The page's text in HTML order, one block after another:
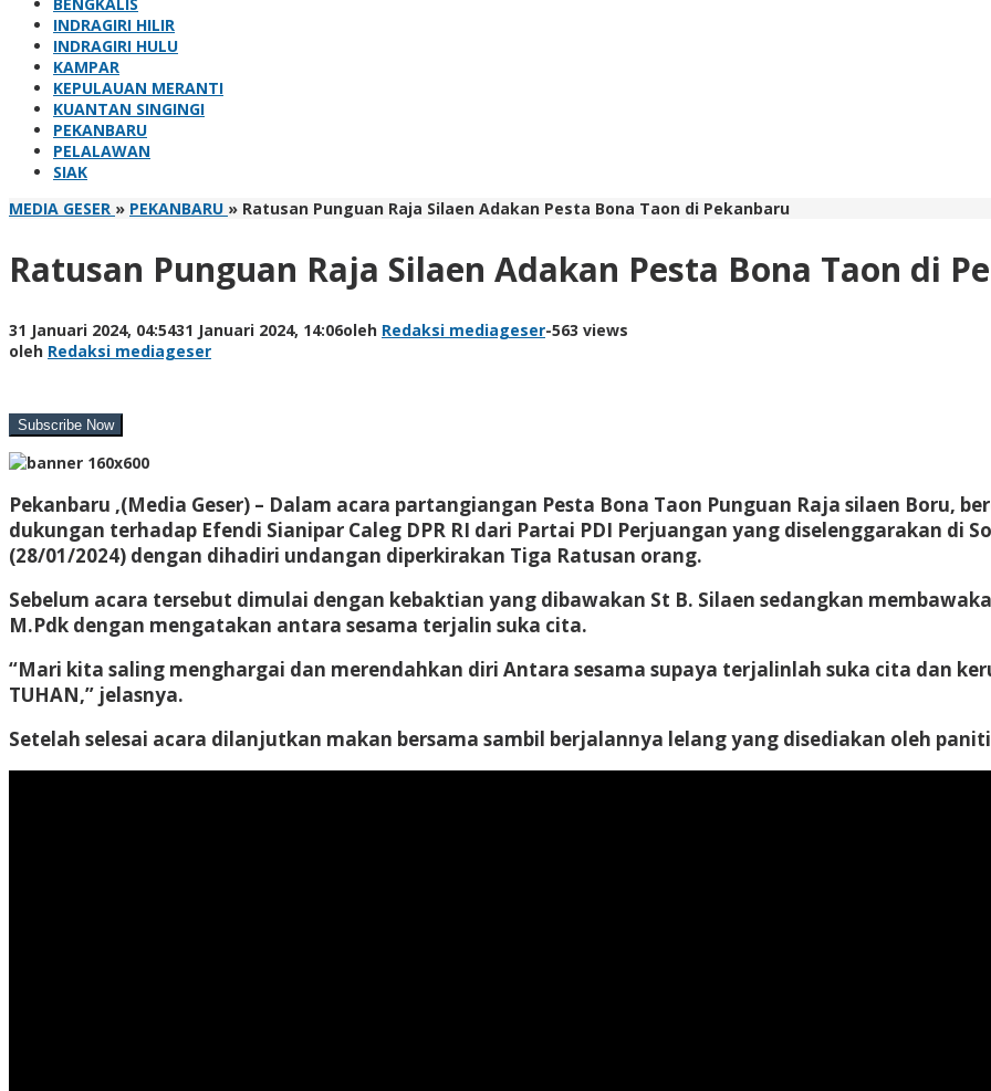
INDRAGIRI HILIR
INDRAGIRI HULU
KAMPAR
KEPULAUAN MERANTI
KUANTAN SINGINGI
PEKANBARU
PELALAWAN
SIAK
MEDIA GESER » PEKANBARU » Ratusan Punguan Raja Silaen Adakan Pesta Bona Taon di Pekanbaru
Ratusan Punguan Raja Silaen Adakan Pesta Bona Taon di
31 Januari 2024, 04:5431 Januari 2024, 14:06oleh Redaksi mediageser-563 views
oleh Redaksi mediageser
Pekanbaru ,(Media Geser) – Dalam acara partangiangan Pesta Bona Taon Punguan Raja silaen Boru,
dukungan terhadap Efendi Sianipar Caleg DPR RI dari Partai PDI Perjuangan yang diselenggarakan di
(28/01/2024) dengan dihadiri undangan diperkirakan Tiga Ratusan orang.
Sebelum acara tersebut dimulai dengan kebaktian yang dibawakan St B. Silaen sedangkan
M.Pdk dengan mengatakan antara sesama terjalin suka cita.
“Mari kita saling menghargai dan merendahkan diri Antara sesama supaya terjalinlah suka cita dan
TUHAN,” jelasnya.
Setelah selesai acara dilanjutkan makan bersama sambil berjalannya lelang yang disediakan oleh